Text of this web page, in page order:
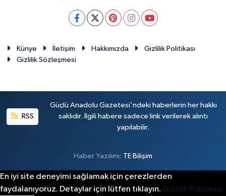
Künye İletişim Hakkımızda
Gizlilik Politikası
Gizlilik Sözleşmesi
RSS
Güçlü Anadolu Gazetesi'ndeki haberlerin her hakkı
saklıdır. İlgili habere sadece link verilerek alıntı
yapılabilir.
Haber Yazılımı: TE Bilişim
En iyi site deneyimi sağlamak için çerezlerden
faydalanıyoruz. Detaylar için lütfen tıklayın. Gizlilik Politikası